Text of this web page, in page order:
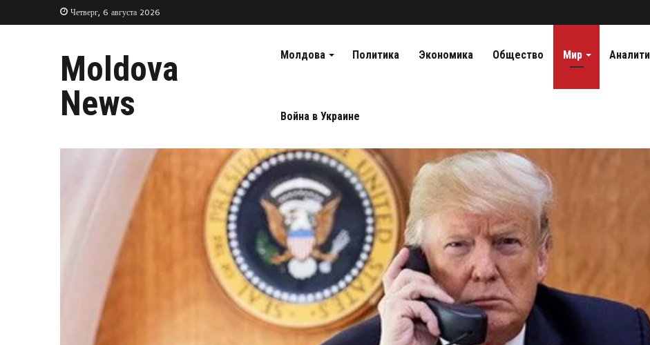
Четверг, 6 августа 2026
Moldova
News
Молдова Политика Экономика Общество Мир
Война в Украине